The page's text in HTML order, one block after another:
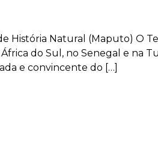
História Natural (Maputo) O
do Sul, no Senegal e na
e convincente do […]